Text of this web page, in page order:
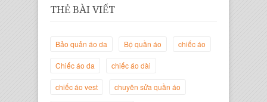
THẺ BÀI VIẾT
Bảo quản áo da Bộ quần áo chiếc áo
Chiếc áo da chiếc áo dài
chiếc áo vest chuyên sửa quần áo